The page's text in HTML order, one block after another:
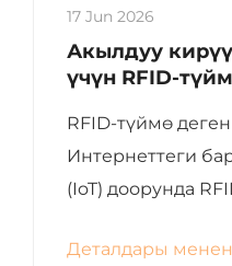
17 Jun 2026
Акылдуу
үчүн RFID-
RFID-түймө
Интернеттеги
(IoT) доорунда
биздин күндөлүк
Деталдары